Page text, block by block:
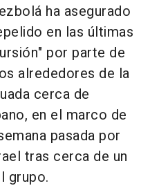
ha asegurado
en las últimas
por parte de
alrededores de la
cerca de
en el marco de
pasada por
tras cerca de un
grupo.